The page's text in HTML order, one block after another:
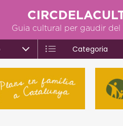
Guia cultural per gaudir del
Categoria